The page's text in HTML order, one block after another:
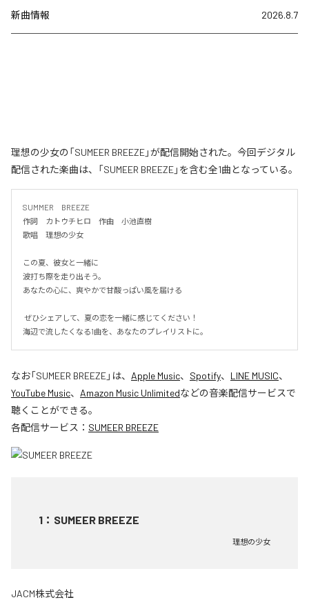
新曲情報 2026.8.7
理想の少女の「SUMEER BREEZE」が配信開始された。今回デジタル
配信された楽曲は、「SUMEER BREEZE」を含む全1曲となっている。
SUMMER　BREEZE
作詞　カトウチヒロ　作曲　小池直樹
歌唱　理想の少女
この夏、彼女と一緒に
波打ち際を走り出そう。
あなたの心に、爽やかで甘酸っぱい風を届ける
海辺で流したくなる1曲を、あなたのプレイリストに。
なお「SUMEER BREEZE」は、 Apple Music、 Spotify、 LINE MUSIC、
YouTube Music、 Amazon Music Unlimitedなどの音楽配信サービスで
聴くことができる。
各配信サービス： SUMEER BREEZE
1 ： SUMEER BREEZE
理想の少女
JACM株式会社